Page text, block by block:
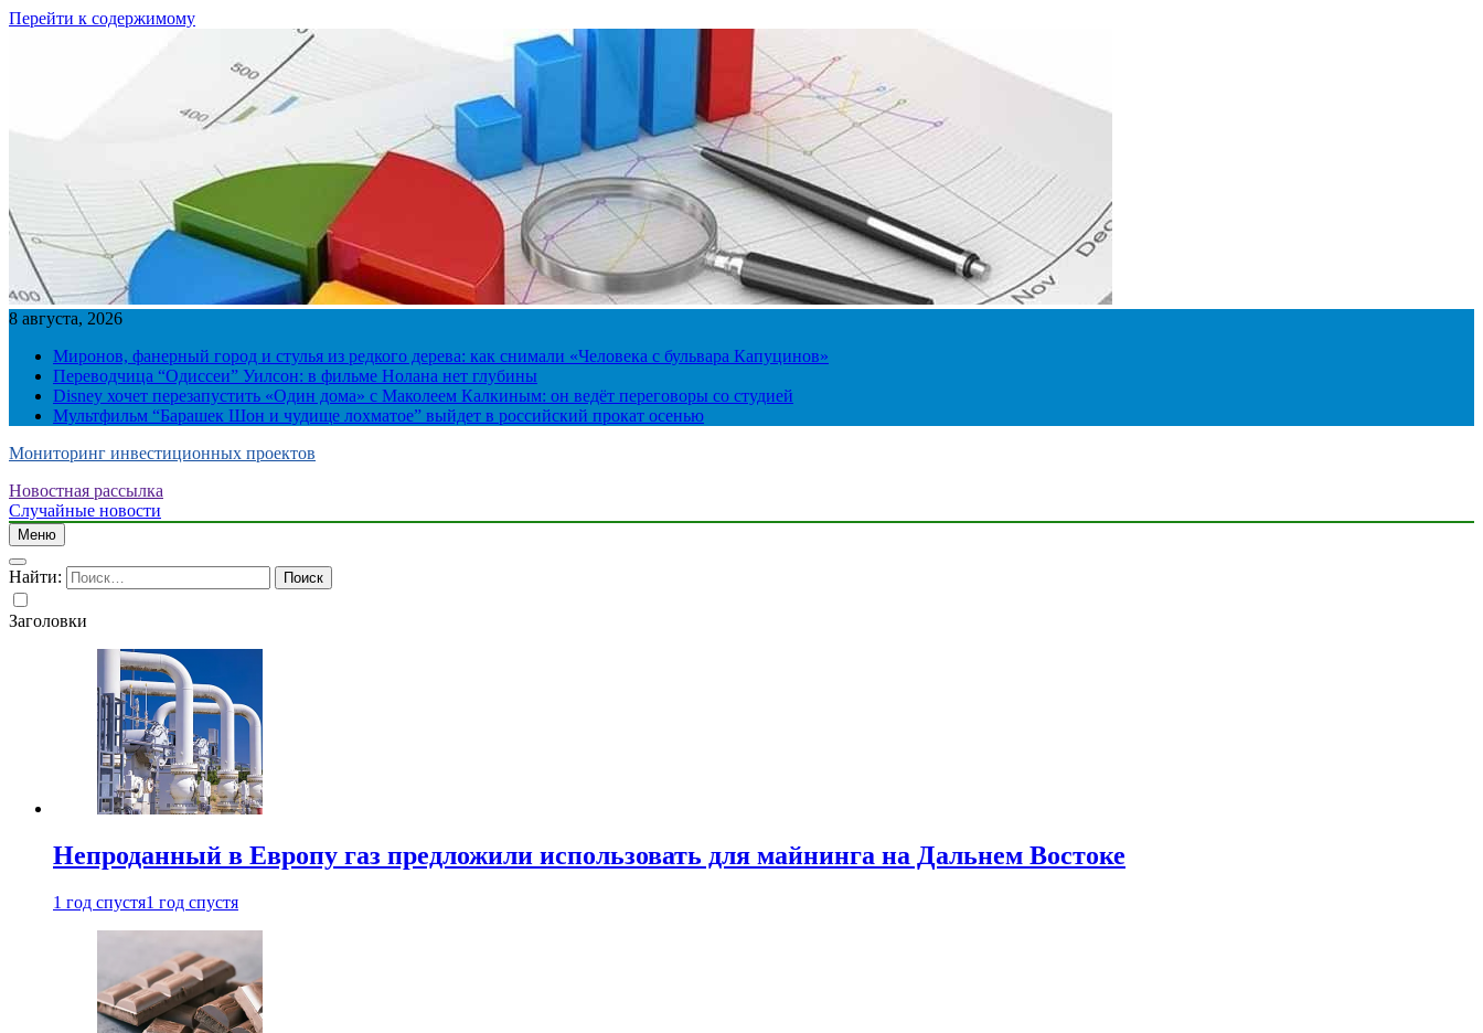
Перейти к содержимому
8 августа, 2026
Миронов, фанерный город и стулья из редкого дерева: как снимали «Человека с бульвара Капуцинов»
Переводчица “Одиссеи” Уилсон: в фильме Нолана нет глубины
Disney хочет перезапустить «Один дома» с Маколеем Калкиным: он ведёт переговоры со студией
Мультфильм “Барашек Шон и чудище лохматое” выйдет в российский прокат осенью
Мониторинг инвестиционных проектов
Новостная рассылка
Случайные новости
Меню
Найти:
Заголовки
Непроданный в Европу газ предложили использовать для майнинга на Дальнем Востоке
1 год спустя1 год спустя